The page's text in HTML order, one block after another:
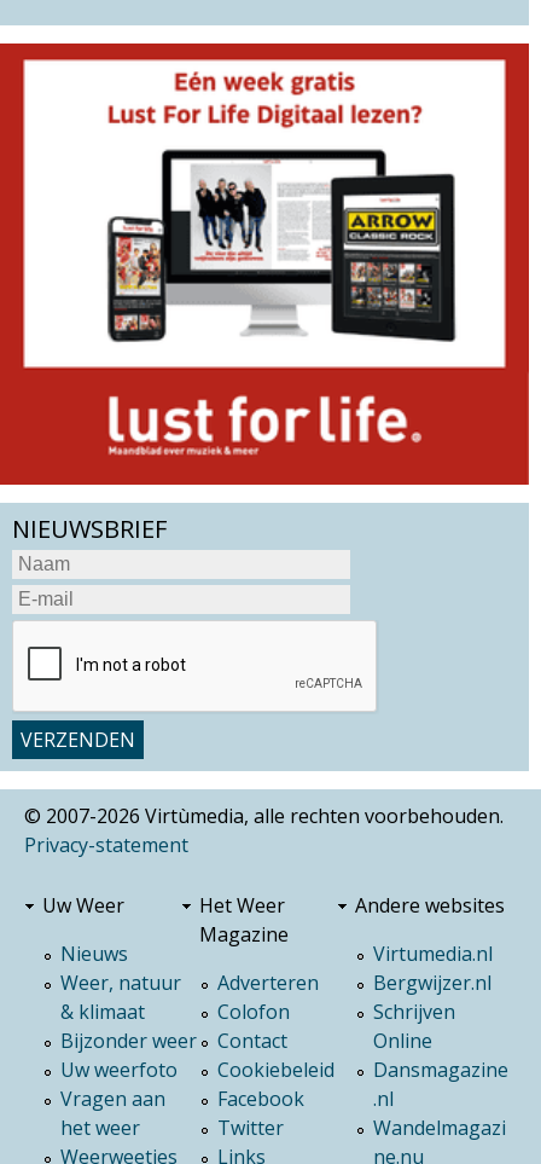
NIEUWSBRIEF
© 2007-2026 Virtùmedia, alle rechten voorbehouden.
Privacy-statement
Uw Weer
Nieuws
Weer, natuur
& klimaat
Bijzonder weer
Uw weerfoto
Vragen aan
het weer
Weerweetjes
Het Weer
Magazine
Adverteren
Colofon
Contact
Cookiebeleid
Facebook
Twitter
Links
Andere websites
Virtumedia.nl
Bergwijzer.nl
Schrijven
Online
Dansmagazine
.nl
Wandelmagazi
ne.nu